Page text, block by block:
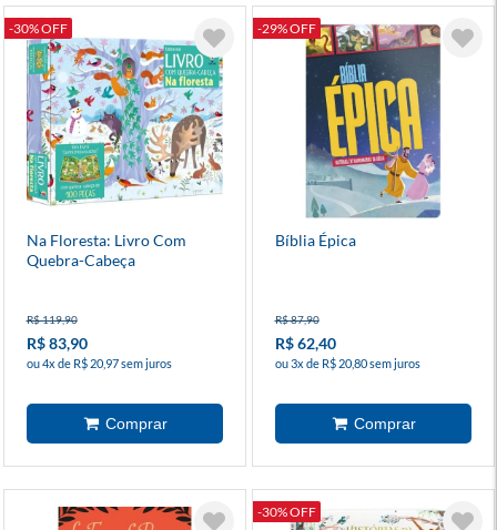
-30% OFF
Na Floresta: Livro Com
Quebra-Cabeça
R$ 119,90
R$ 83,90
ou 4x de R$ 20,97 sem juros
-29% OFF
Bíblia Épica
R$ 87,90
R$ 62,40
ou 3x de R$ 20,80 sem juros
-30% OFF